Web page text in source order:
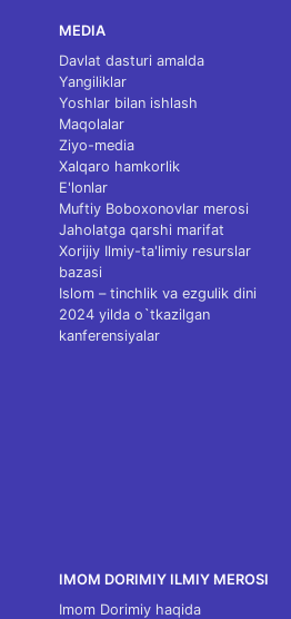
MEDIA
Davlat dasturi amalda
Yangiliklar
Yoshlar bilan ishlash
Maqolalar
Ziyo-media
Xalqaro hamkorlik
E'lonlar
Muftiy Boboxonovlar merosi
Jaholatga qarshi marifat
Xorijiy Ilmiy-ta'limiy resurslar
bazasi
Islom – tinchlik va ezgulik dini
2024 yilda o`tkazilgan
kanferensiyalar
IMOM DORIMIY ILMIY MEROSI
Imom Dorimiy haqida